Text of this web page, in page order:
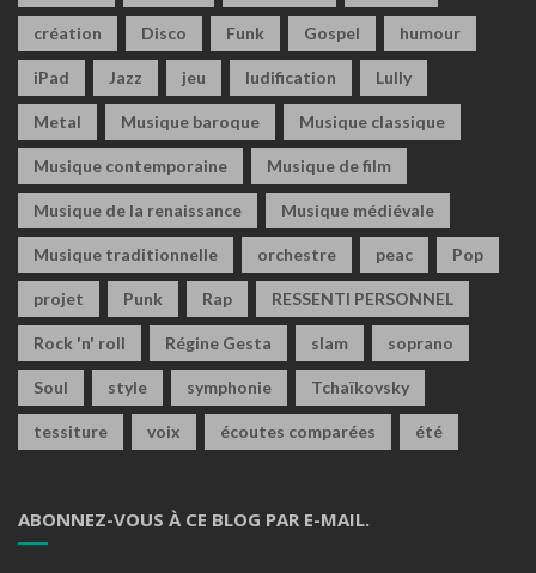
création Disco Funk Gospel humour
iPad Jazz jeu ludification Lully
Metal Musique baroque Musique classique
Musique contemporaine Musique de film
Musique de la renaissance Musique médiévale
Musique traditionnelle orchestre peac Pop
projet Punk Rap RESSENTI PERSONNEL
Rock 'n' roll Régine Gesta slam soprano
Soul style symphonie Tchaïkovsky
tessiture voix écoutes comparées été
ABONNEZ-VOUS À CE BLOG PAR E-MAIL.